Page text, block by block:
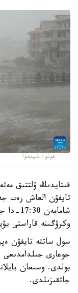
فوتو: شينحۋا
قىتايدىڭ ۇلتتىق
تايفۋن العاش رەت
وكرۋگىنە قاراستى
سول ساتتە تايفۋن
بولدى. وسىعان
جاتقىزىلدى.